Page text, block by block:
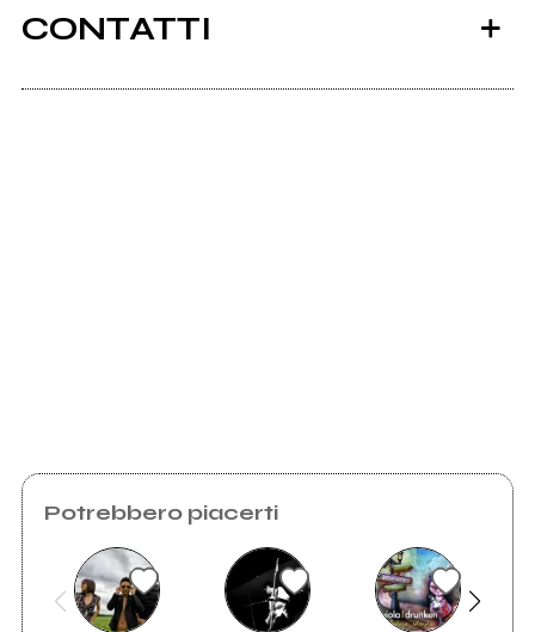
Acid Trip
CONTATTI
Potrebbero piacerti